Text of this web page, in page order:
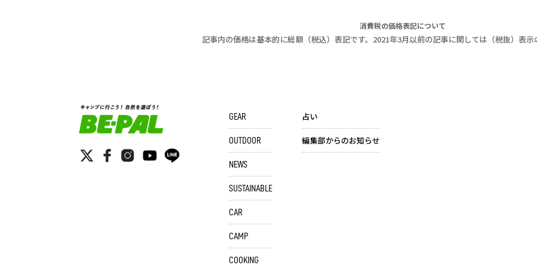
消費税の価格表記について
記事内の価格は基本的に総額（税込）表記です。2021年3月以前の記事に関しては（税抜）表示
GEAR
OUTDOOR
NEWS
SUSTAINABLE
CAR
CAMP
COOKING
占い
編集部からのお知らせ